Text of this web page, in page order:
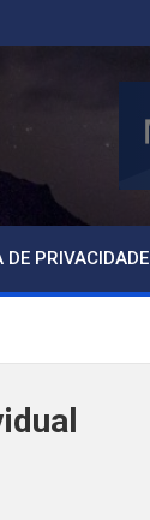
DE PRIVACIDADE